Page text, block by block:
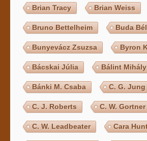
Brian Tracy Brian Weiss
Bruno Bettelheim Buda
Bunyevácz Zsuzsa Byron
Bácskai Júlia Bálint Mihály
Bánki M. Csaba C. G. Jung
C. J. Roberts C. W. Gortner
C. W. Leadbeater Cara